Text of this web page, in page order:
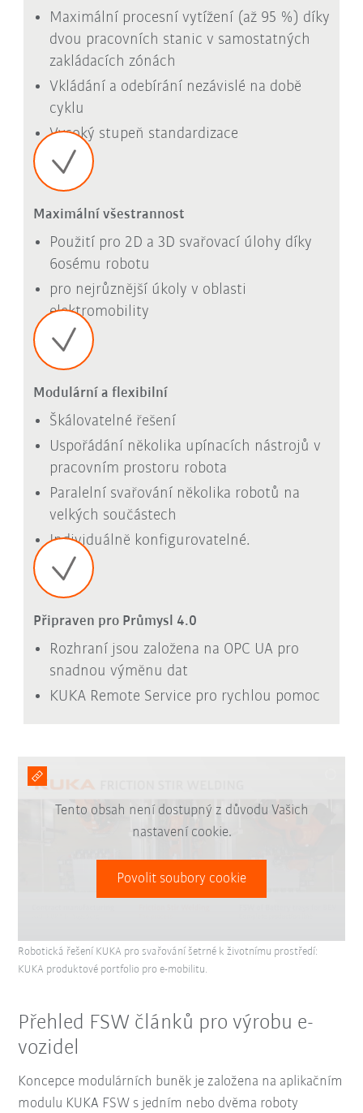
Maximální procesní vytížení (až 95 %) díky
dvou pracovních stanic v samostatných
zakládacích zónách
Vkládání a odebírání nezávislé na době
cyklu
Vysoký stupeň standardizace
Maximální všestrannost
Použití pro 2D a 3D svařovací úlohy díky
6osému robotu
pro nejrůznější úkoly v oblasti
elektromobility
Modulární a flexibilní
Škálovatelné řešení
Uspořádání několika upínacích nástrojů v
pracovním prostoru robota
Paralelní svařování několika robotů na
velkých součástech
Individuálně konfigurovatelné.
Připraven pro Průmysl 4.0
Rozhraní jsou založena na OPC UA pro
snadnou výměnu dat
KUKA Remote Service pro rychlou pomoc
Tento obsah není dostupný z důvodu Vašich
nastavení cookie.
Povolit soubory cookie
Robotická řešení KUKA pro svařování šetrné k životnímu prostředí:
KUKA produktové portfolio pro e-mobilitu.
Přehled FSW článků pro výrobu e-
vozidel
Koncepce modulárních buněk je založena na aplikačním
modulu KUKA FSW s jedním nebo dvěma roboty